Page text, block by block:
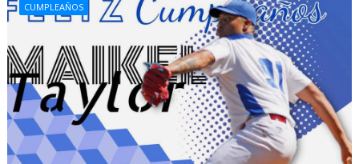
CUMPLEAÑOS